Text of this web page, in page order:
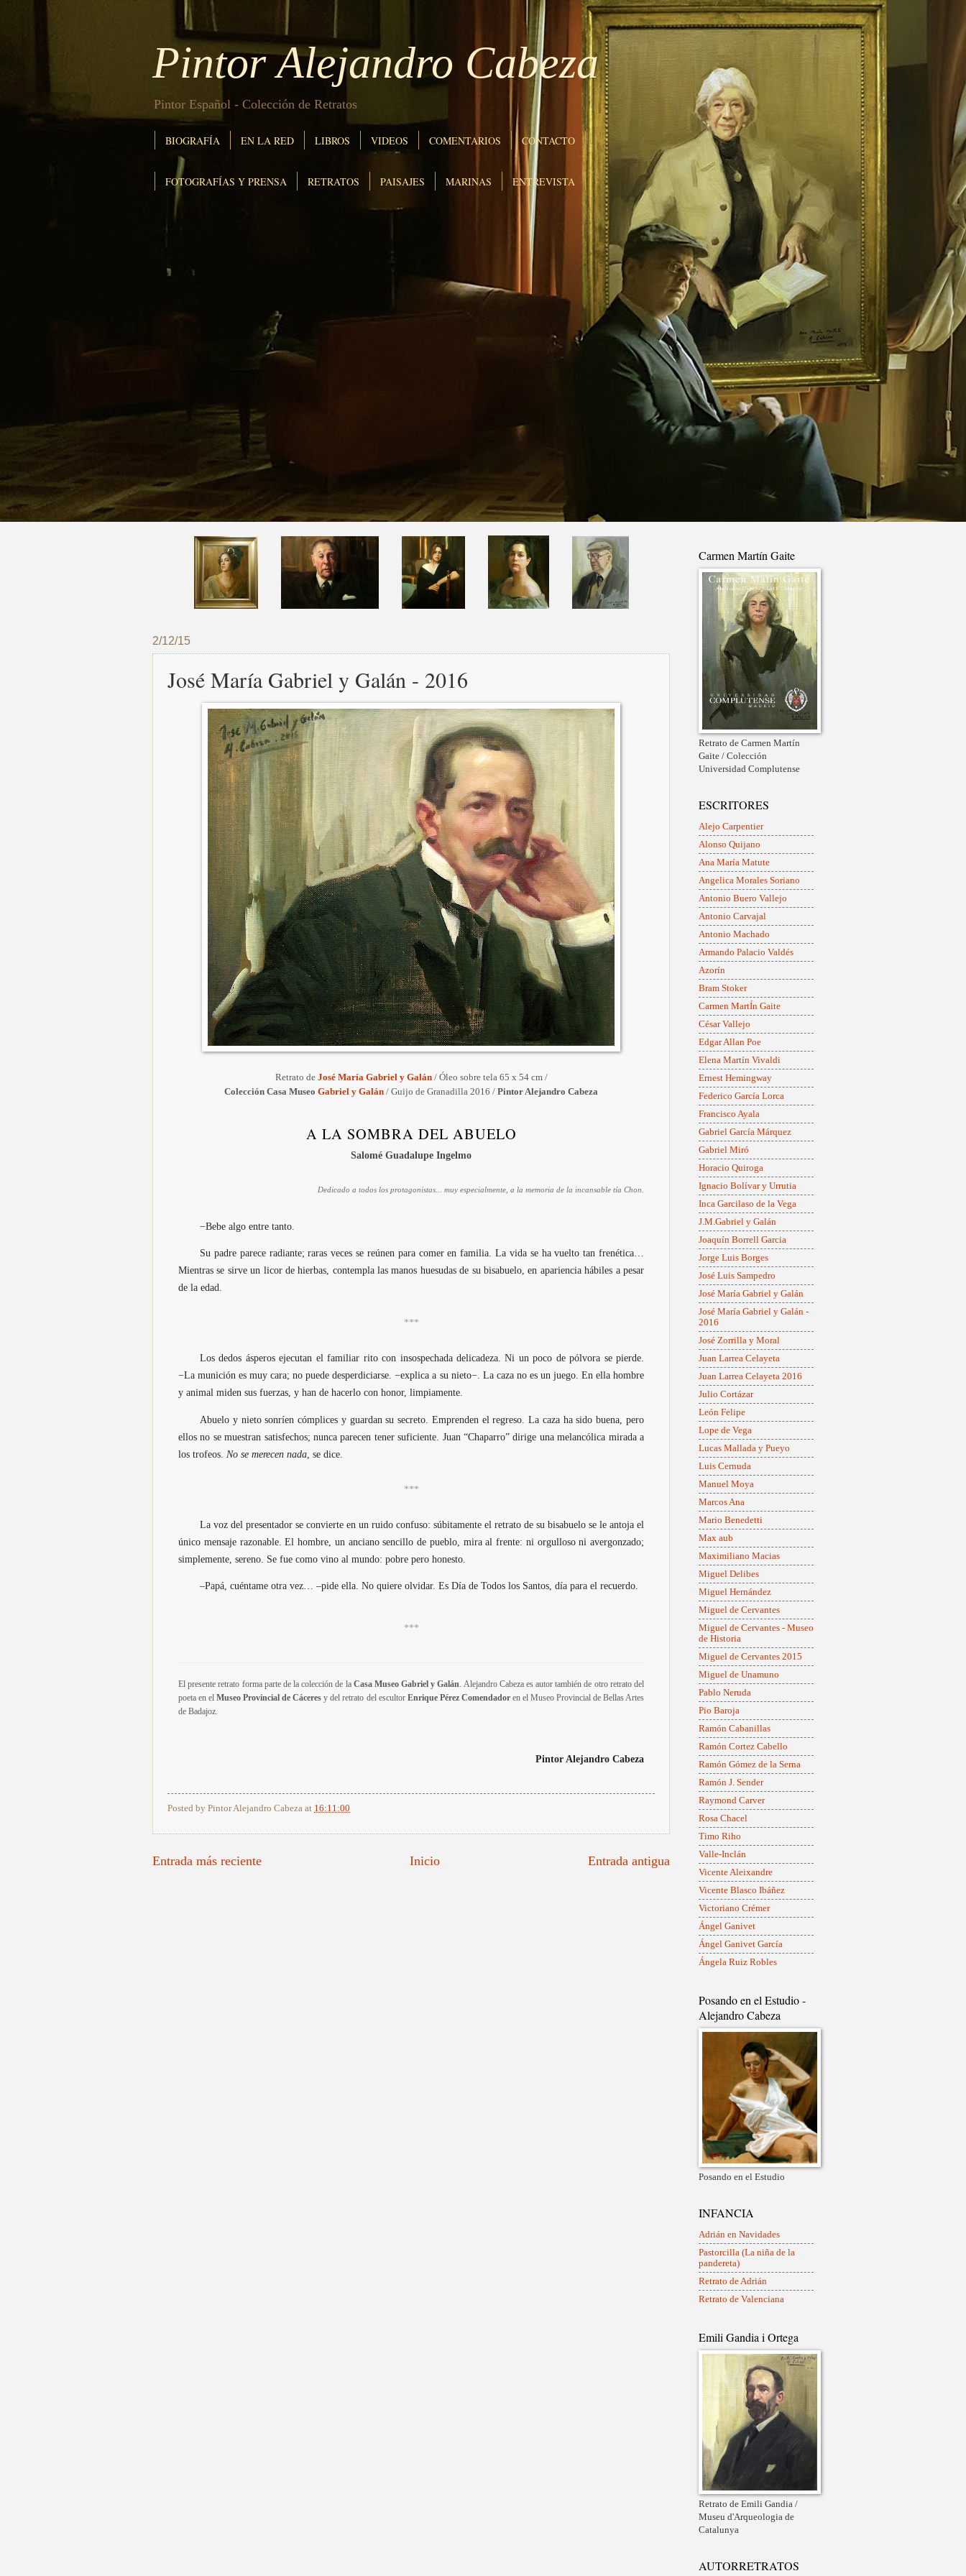
Pintor Alejandro Cabeza
Pintor Español - Colección de Retratos
BIOGRAFÍA EN LA RED LIBROS VIDEOS COMENTARIOS CONTACTO
FOTOGRAFÍAS Y PRENSA RETRATOS PAISAJES MARINAS ENTREVISTA
2/12/15
José María Gabriel y Galán - 2016
Retrato de José María Gabriel y Galán/ Óleo sobre tela 65 x 54 cm /
Colección Casa Museo Gabriel y Galán / Guijo de Granadilla 2016 / Pintor Alejandro Cabeza
A LA SOMBRA DEL ABUELO
Salomé Guadalupe Ingelmo
Dedicado a todos los protagonistas... muy especialmente, a la memoria de la incansable tía Chon.
−Bebe algo entre tanto.
Su padre parece radiante; raras veces se reúnen para comer en familia. La vida se ha vuelto tan frenética…
Mientras se sirve un licor de hierbas, contempla las manos huesudas de su bisabuelo, en apariencia hábiles a pesar
de la edad.
***
Los dedos ásperos ejecutan el familiar rito con insospechada delicadeza. Ni un poco de pólvora se pierde.
−La munición es muy cara; no puede desperdiciarse. −explica a su nieto−. La caza no es un juego. En ella hombre
y animal miden sus fuerzas, y han de hacerlo con honor, limpiamente.
Abuelo y nieto sonríen cómplices y guardan su secreto. Emprenden el regreso. La caza ha sido buena, pero
ellos no se muestran satisfechos; nunca parecen tener suficiente. Juan “Chaparro” dirige una melancólica mirada a
los trofeos. No se merecen nada , se dice.
***
La voz del presentador se convierte en un ruido confuso: súbitamente el retrato de su bisabuelo se le antoja el
único mensaje razonable. El hombre, un anciano sencillo de pueblo, mira al frente: ni orgulloso ni avergonzado;
simplemente, sereno. Se fue como vino al mundo: pobre pero honesto.
–Papá, cuéntame otra vez… –pide ella. No quiere olvidar. Es Día de Todos los Santos, día para el recuerdo.
***
El presente retrato forma parte de la colección de la Casa Museo Gabriel y Galán. Alejandro Cabeza es autor también de otro retrato del
poeta en elMuseo Provincial de Cáceres y del retrato del escultor Enrique Pérez Comendadoren el Museo Provincial de Bellas Artes
de Badajoz.
Pintor Alejandro Cabeza
Posted by Pintor Alejandro Cabeza at 16:11:00
Entrada más reciente Entrada antigua
Inicio
Carmen Martín Gaite
Retrato de Carmen Martín
Gaite / Colección
Universidad Complutense
ESCRITORES
Alejo Carpentier
Alonso Quijano
Ana María Matute
Angelica Morales Soriano
Antonio Buero Vallejo
Antonio Carvajal
Antonio Machado
Armando Palacio Valdés
Azorín
Bram Stoker
Carmen MartÍn Gaite
César Vallejo
Edgar Allan Poe
Elena Martín Vivaldi
Ernest Hemingway
Federico García Lorca
Francisco Ayala
Gabriel García Márquez
Gabriel Miró
Horacio Quiroga
Ignacio Bolívar y Urrutia
Inca Garcilaso de la Vega
J.M.Gabriel y Galán
Joaquín Borrell Garcia
Jorge Luis Borges
José Luis Sampedro
José María Gabriel y Galán
José María Gabriel y Galán -
2016
José Zorrilla y Moral
Juan Larrea Celayeta
Juan Larrea Celayeta 2016
Julio Cortázar
León Felipe
Lope de Vega
Lucas Mallada y Pueyo
Luis Cernuda
Manuel Moya
Marcos Ana
Mario Benedetti
Max aub
Maximiliano Macias
Miguel Delibes
Miguel Hernández
Miguel de Cervantes
Miguel de Cervantes - Museo
de Historia
Miguel de Cervantes 2015
Miguel de Unamuno
Pablo Neruda
Pio Baroja
Ramón Cabanillas
Ramón Cortez Cabello
Ramón Gómez de la Serna
Ramón J. Sender
Raymond Carver
Rosa Chacel
Timo Riho
Valle-Inclán
Vicente Aleixandre
Vicente Blasco Ibáñez
Victoriano Crémer
Ángel Ganivet
Ángel Ganivet García
Ángela Ruiz Robles
Posando en el Estudio -
Alejandro Cabeza
Posando en el Estudio
INFANCIA
Adrián en Navidades
Pastorcilla (La niña de la
pandereta)
Retrato de Adrián
Retrato de Valenciana
Emili Gandia i Ortega
Retrato de Emili Gandia /
Museu d'Arqueologia de
Catalunya
AUTORRETRATOS